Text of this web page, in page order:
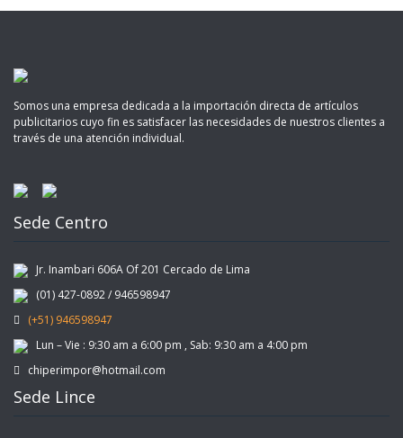
Somos una empresa dedicada a la importación directa de artículos
publicitarios cuyo fin es satisfacer las necesidades de nuestros clientes a
través de una atención individual.
Sede Centro
Jr. Inambari 606A Of 201 Cercado de Lima
(01) 427-0892 / 946598947
(+51) 946598947
Lun – Vie : 9:30 am a 6:00 pm , Sab: 9:30 am a 4:00 pm
chiperimpor@hotmail.com
Sede Lince